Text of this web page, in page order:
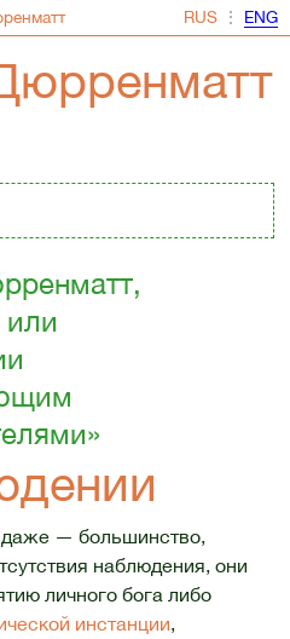
⋮
или
даже — большинство,
наблюдения, они
личного бога либо
инстанции,